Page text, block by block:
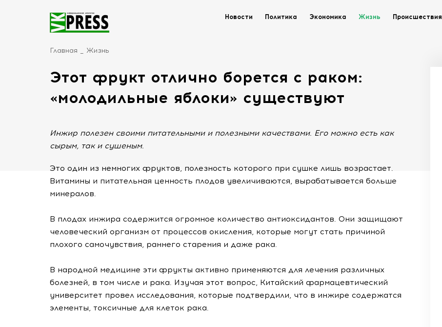
Новости Политика Экономика Жизнь Происшествия
Главная Жизнь
Этот фрукт отлично борется с раком:
«молодильные яблоки» существуют
Инжир полезен своими питательными и полезными качествами. Его можно есть как
сырым, так и сушеным.
Это один из немногих фруктов, полезность которого при сушке лишь возрастает.
Витамины и питательная ценность плодов увеличиваются, вырабатывается больше
минералов.
В плодах инжира содержится огромное количество антиоксидантов. Они защищают
человеческий организм от процессов окисления, которые могут стать причиной
плохого самочувствия, раннего старения и даже рака.
В народной медицине эти фрукты активно применяются для лечения различных
болезней, в том числе и рака. Изучая этот вопрос, Китайский фармацевтический
университет провел исследования, которые подтвердили, что в инжире содержатся
элементы, токсичные для клеток рака.